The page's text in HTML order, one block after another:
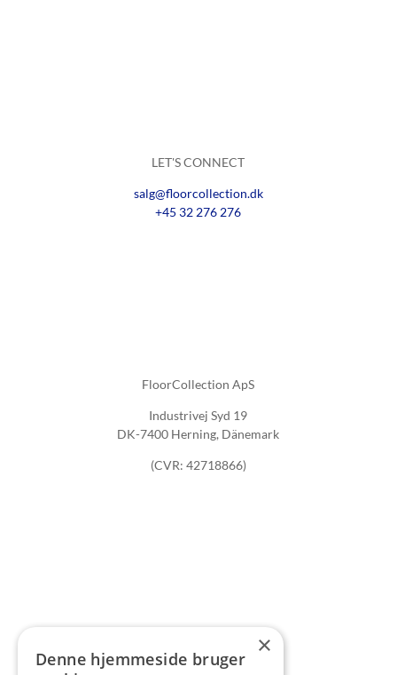
LET'S CONNECT
salg@floorcollection.dk
+45 32 276 276
FloorCollection ApS
Industrivej Syd 19
DK-7400 Herning, Dänemark
(CVR: 42718866)
×
Denne hjemmeside bruger